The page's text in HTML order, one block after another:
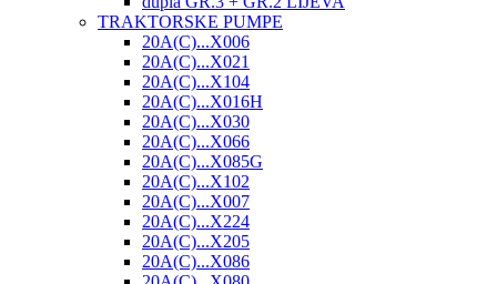
TRAKTORSKE PUMPE
20A(C)...X006
20A(C)...X021
20A(C)...X104
20A(C)...X016H
20A(C)...X030
20A(C)...X066
20A(C)...X085G
20A(C)...X102
20A(C)...X007
20A(C)...X224
20A(C)...X205
20A(C)...X086